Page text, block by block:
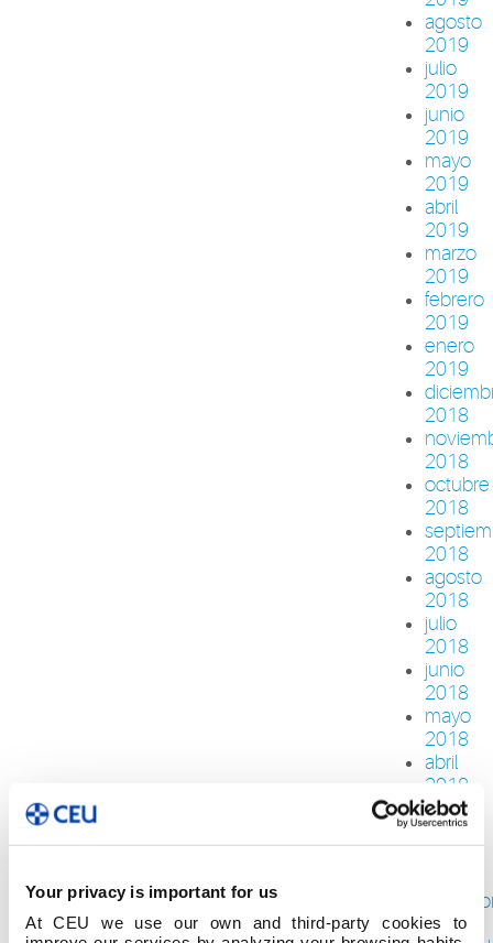
Your privacy is important for us
At CEU we use our own and third-party cookies to
agosto
2019
julio
2019
junio
2019
mayo
2019
abril
2019
marzo
2019
febrero
2019
enero
2019
2018
2018
octubre
2018
2018
agosto
2018
julio
2018
junio
2018
mayo
2018
abril
2018
febrero
2018
2017